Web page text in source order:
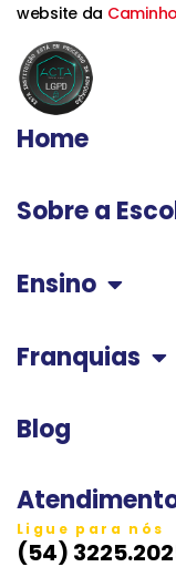
website da
Home
Sobre a
Ensino
Franquias
Blog
Ligue para nós
(54)